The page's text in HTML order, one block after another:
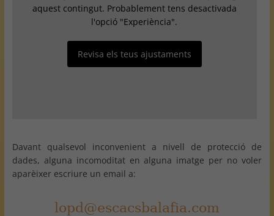
aquest contingut. Probablement tens desactivada
l'opció "Experiència".
Revisa els teus ajustaments
Davant qualsevol inconvenient a nivell de protecció de
dades, alguna incomoditat en alguna imatge per no voler
aparèixer escriure un email a: